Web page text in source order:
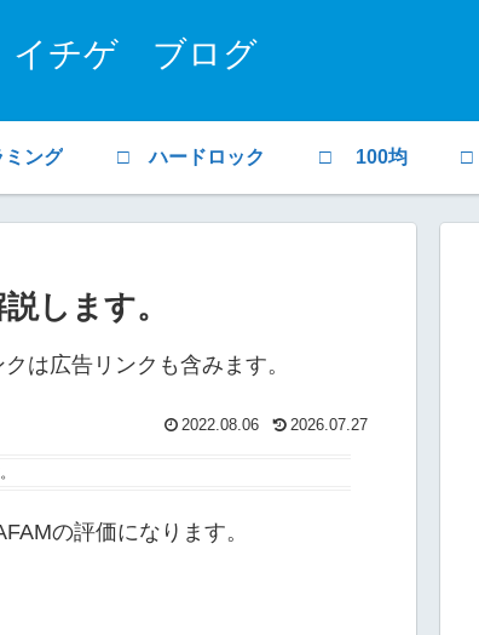
イチゲ ブログ
ング □ ハードロック □ 100均 □
します。
は広告リンクも含みます。
2022.08.06 2026.07.27
の評価になります。